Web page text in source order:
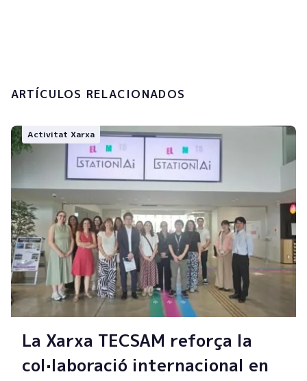
ARTÍCULOS RELACIONADOS
Activitat Xarxa
La Xarxa TECSAM reforça la
col·laboració internacional en